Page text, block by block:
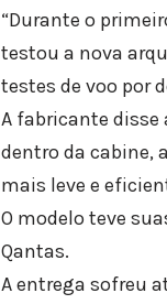
“Durante o
testou a nova
testes de voo por
A fabricante disse
dentro da cabine,
mais leve e
O modelo teve
Qantas.
A entrega sofreu